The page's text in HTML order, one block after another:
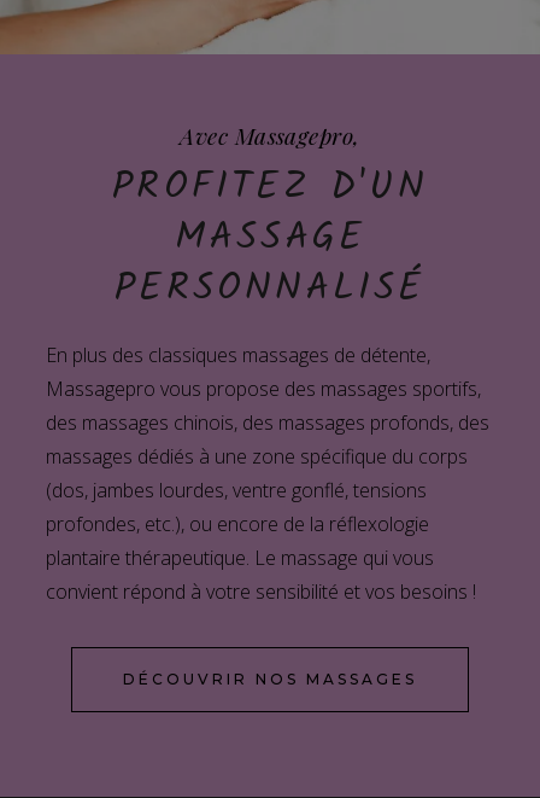
Avec Massagepro,
PROFITEZ D'UN
MASSAGE
PERSONNALISÉ
En plus des classiques massages de détente,
Massagepro vous propose des massages sportifs,
des massages chinois, des massages profonds, des
massages dédiés à une zone spécifique du corps
(dos, jambes lourdes, ventre gonflé, tensions
profondes, etc.), ou encore de la réflexologie
plantaire thérapeutique. Le massage qui vous
convient répond à votre sensibilité et vos besoins !
DÉCOUVRIR NOS MASSAGES